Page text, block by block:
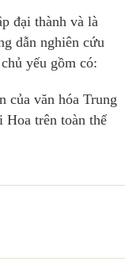
đại thành và là
dẫn nghiên cứu
yếu gồm có:
của văn hóa Trung
Hoa trên toàn thế